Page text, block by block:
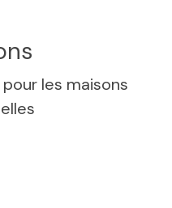
pour les maisons